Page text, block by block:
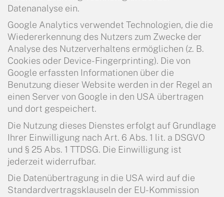
Datenanalyse ein.
Google Analytics verwendet Technologien, die die
Wiedererkennung des Nutzers zum Zwecke der
Analyse des Nutzerverhaltens ermöglichen (z. B.
Cookies oder Device-Fingerprinting). Die von
Google erfassten Informationen über die
Benutzung dieser Website werden in der Regel an
einen Server von Google in den USA übertragen
und dort gespeichert.
Die Nutzung dieses Dienstes erfolgt auf Grundlage
Ihrer Einwilligung nach Art. 6 Abs. 1 lit. a DSGVO
und § 25 Abs. 1 TTDSG. Die Einwilligung ist
jederzeit widerrufbar.
Die Datenübertragung in die USA wird auf die
Standardvertragsklauseln der EU-Kommission